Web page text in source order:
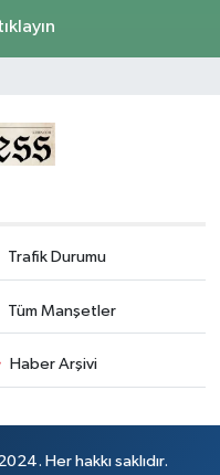
Trafik Durumu
Tüm Manşetler
Haber Arşivi
Her hakkı saklıdır.